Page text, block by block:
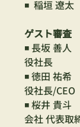
◾️  稲垣 遼
ゲスト審査
◾️ 長坂 善人
役社長
◾️ 徳田 祐希
役社長/CEO
◾️ 桜井 貴斗
会社 代表取